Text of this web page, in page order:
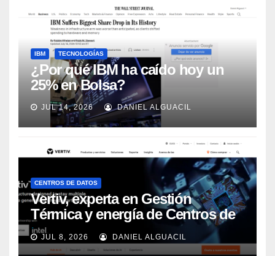
IBM TECNOLOGÍAS
¿Por qué IBM ha caído hoy un
25% en Bolsa?
JUL 14, 2026 DANIEL ALGUACIL
CENTROS DE DATOS
Vertiv, experta en Gestión
Térmica y energía de Centros de
Datos, sigue su crecimiento
imparable
JUL 8, 2026 DANIEL ALGUACIL